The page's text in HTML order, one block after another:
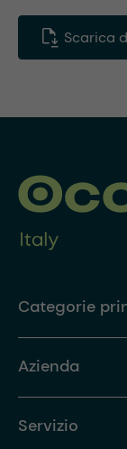
Scarica
Categorie
Azienda
Servizio